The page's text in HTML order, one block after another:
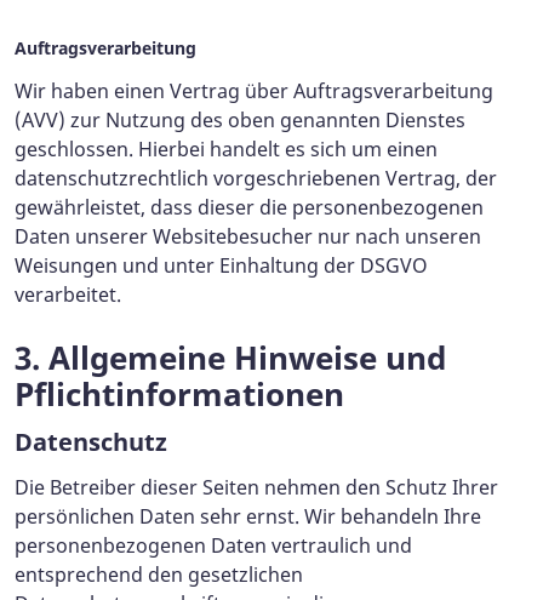
Auftragsverarbeitung
Wir haben einen Vertrag über Auftragsverarbeitung
(AVV) zur Nutzung des oben genannten Dienstes
geschlossen. Hierbei handelt es sich um einen
datenschutzrechtlich vorgeschriebenen Vertrag, der
gewährleistet, dass dieser die personenbezogenen
Daten unserer Websitebesucher nur nach unseren
Weisungen und unter Einhaltung der DSGVO
verarbeitet.
3. Allgemeine Hinweise und
Pflicht­informationen
Datenschutz
Die Betreiber dieser Seiten nehmen den Schutz Ihrer
persönlichen Daten sehr ernst. Wir behandeln Ihre
personenbezogenen Daten vertraulich und
entsprechend den gesetzlichen